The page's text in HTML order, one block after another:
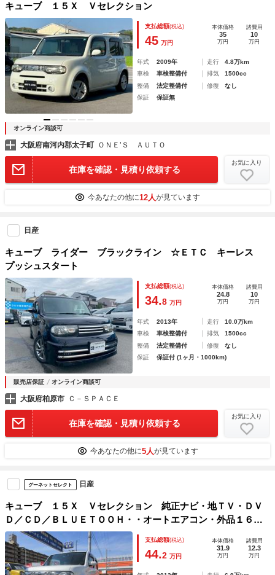
キューブ １５Ｘ Ｖセレクション
支払総額(税込)
45 万円
本体価格
35
万円
諸費用
10
万円
年式 2009年 走行
4.8万km
車検
車検整備付 排気
1500cc
整備
法定整備付 修復
なし
保証
保証無
オンライン商談可
大阪府南河内郡太子町 ＯＮＥ’Ｓ ＡＵＴＯ
在庫を確認・見積り依頼する
お気に入り
今あなたの他に12人が見ています
日産
キューブ ライダー ブラックライン ☆ＥＴＣ キーレス
プッシュスタート
支払総額(税込)
34.8 万円
本体価格
24.8
万円
諸費用
10
万円
年式 2013年 走行
10.0万km
車検
車検整備付 排気
1500cc
整備
法定整備付 修復
なし
保証
保証付 (1ヶ月・1000km)
販売店保証 オンライン商談可
大阪府柏原市 Ｃ－ＳＰＡＣＥ
在庫を確認・見積り依頼する
お気に入り
今あなたの他に5人が見ています
グーネットセレクト 日産
キューブ １５Ｘ Ｖセレクション 純正ナビ・地ＴＶ・ＤＶ
Ｄ／ＣＤ／ＢＬＵＥＴＯＯＨ・・オートエアコン・外品１６イ
ンチアルミホイル・スマートキー・禁煙車・電動格納ミラー・
ＨＩＤ・ＥＴＣ・ドラレコ（コムテック）・エアバッグ・パワ
ーＷ
支払総額(税込)
44.2 万円
本体価格
31.9
万円
諸費用
12.3
万円